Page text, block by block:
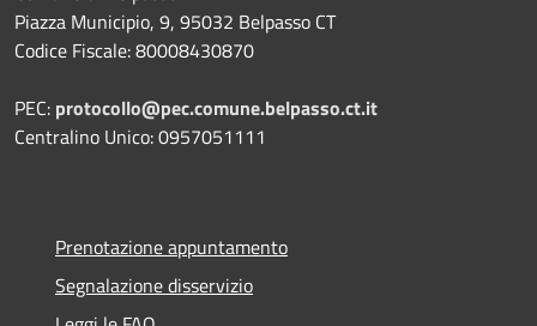
Piazza Municipio, 9, 95032 Belpasso CT
Codice Fiscale: 80008430870
PEC: protocollo@pec.comune.belpasso.ct.it
Centralino Unico: 0957051111
Prenotazione appuntamento
Segnalazione disservizio